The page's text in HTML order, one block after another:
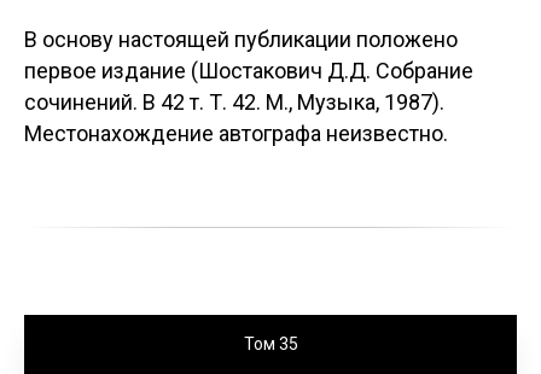
В основу настоящей публикации положено
первое издание (Шостакович Д.Д. Собрание
сочинений. В 42 т. Т. 42. М., Музыка, 1987).
Местонахождение автографа неизвестно.
Том 35